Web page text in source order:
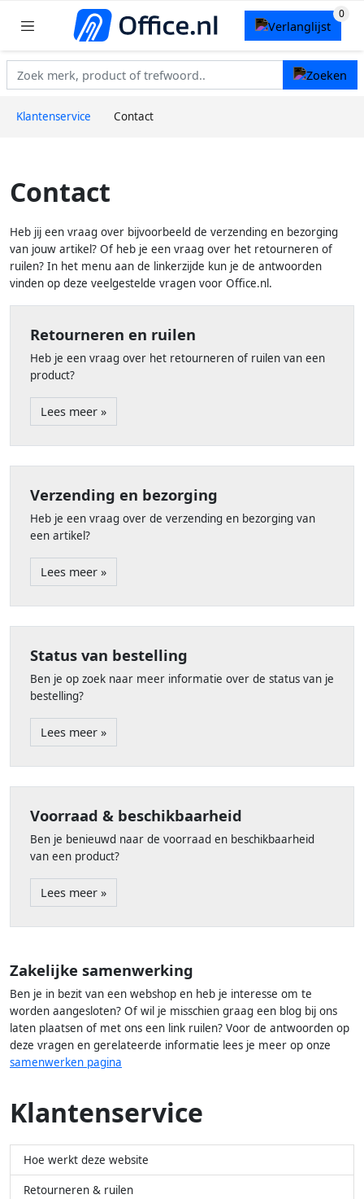
Klantenservice Contact
Klantenservice
Hoe werkt deze website
Retourneren & ruilen
Contact
Heb jij een vraag over bijvoorbeeld de verzending en bezorging
van jouw artikel? Of heb je een vraag over het retourneren of
ruilen? In het menu aan de linkerzijde kun je de antwoorden
vinden op deze veelgestelde vragen voor Office.nl.
Retourneren en ruilen
Heb je een vraag over het retourneren of ruilen van een
product?
Lees meer »
Verzending en bezorging
Heb je een vraag over de verzending en bezorging van
een artikel?
Lees meer »
Status van bestelling
Ben je op zoek naar meer informatie over de status van je
bestelling?
Lees meer »
Voorraad & beschikbaarheid
Ben je benieuwd naar de voorraad en beschikbaarheid
van een product?
Lees meer »
Zakelijke samenwerking
Ben je in bezit van een webshop en heb je interesse om te
worden aangesloten? Of wil je misschien graag een blog bij ons
laten plaatsen of met ons een link ruilen? Voor de antwoorden op
deze vragen en gerelateerde informatie lees je meer op onze
samenwerken pagina